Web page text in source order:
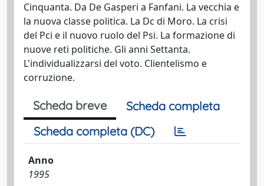
Cinquanta. Da De Gasperi a Fanfani. La vecchia e
la nuova classe politica. La Dc di Moro. La crisi
del Pci e il nuovo ruolo del Psi. La formazione di
nuove reti politiche. Gli anni Settanta.
L'individualizzarsi del voto. Clientelismo e
corruzione.
Scheda breve
Scheda completa
Scheda completa (DC)
Anno
1995